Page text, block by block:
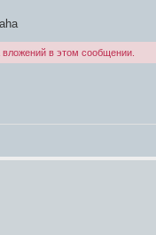
в этом сообщении.